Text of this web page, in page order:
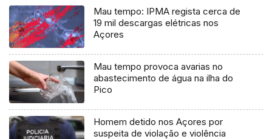
Mau tempo: IPMA regista cerca de
19 mil descargas elétricas nos
Açores
Mau tempo provoca avarias no
abastecimento de água na ilha do
Pico
Homem detido nos Açores por
suspeita de violação e violência